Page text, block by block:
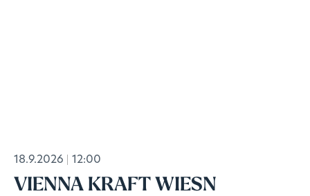
18.9.2026 12:00
VIENNA KRAFT WIESN